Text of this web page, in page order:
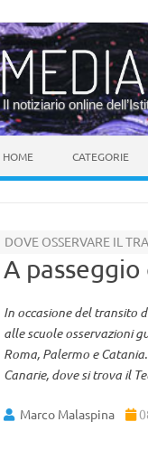
Il notiziario online
HOME CATEGORIE
DOVE OSSERVARE IL
A
In occasione del transito
alle scuole osservazioni
Roma, Palermo e
Canarie, dove si trova il
Marco Malaspina